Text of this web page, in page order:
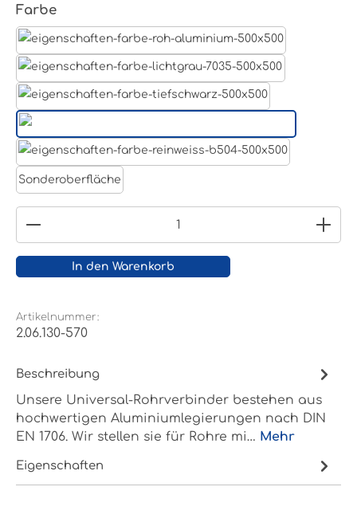
Farbeauswählen
Weißaluminium- RAL 9006
Sonderoberfläche
Produkt Anzahl: Gib den gewünschten Wert
In den Warenkorb
Artikelnummer:
2.06.130-570
Beschreibung
Unsere Universal-Rohrverbinder bestehen aus
hochwertigen Aluminiumlegierungen nach DIN
EN 1706. Wir stellen sie für Rohre mi… Mehr
Eigenschaften